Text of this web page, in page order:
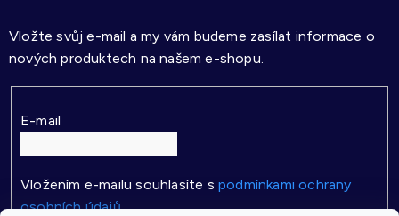
Vložte svůj e-mail a my vám budeme zasílat informace o
nových produktech na našem e-shopu.
E-mail
Vložením e-mailu souhlasíte s podmínkami ochrany
osobních údajů